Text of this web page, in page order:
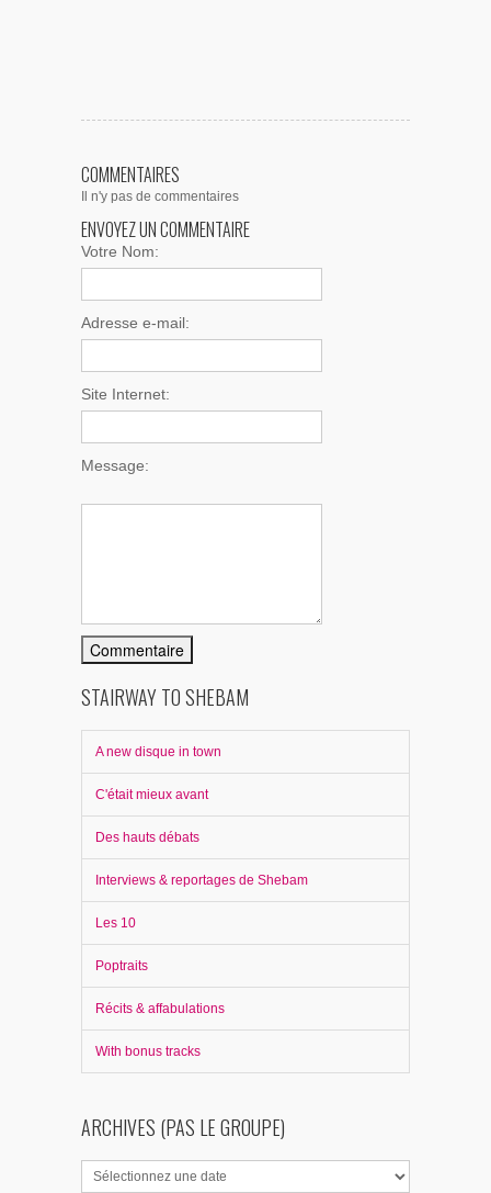
COMMENTAIRES
Il n'y pas de commentaires
ENVOYEZ UN COMMENTAIRE
Votre Nom:
Adresse e-mail:
Site Internet:
Message:
STAIRWAY TO SHEBAM
A new disque in town
C'était mieux avant
Des hauts débats
Interviews & reportages de Shebam
Les 10
Poptraits
Récits & affabulations
With bonus tracks
ARCHIVES (PAS LE GROUPE)